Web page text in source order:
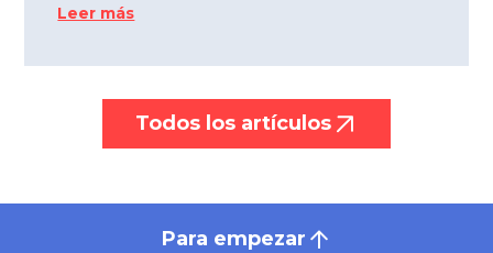
Leer más
Todos los artículos
Para empezar